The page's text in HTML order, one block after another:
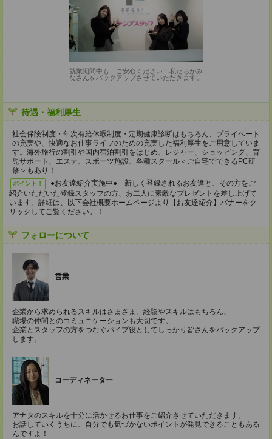
就業期間中も、ご安心ください！私たちがみ
なさんをバックアップさせていただきます。
待遇・福利厚生
社会保険制度・年次有給休暇制度・定期健康診断はもちろん、プライベート
の充実や、快適なお仕事ライフのための充実した福利厚生をご用意していま
す。海外旅行の割引や国内宿泊割引をはじめ、レジャー、ショッピング、育
児サポート、エステ、スポーツ施設、各種スクール＜ご自宅でできるPC研
修＞もあり！
ポイント！
●お友達紹介実施中● 新しく登録されるお友達と、その方をご
紹介いただいた登録スタッフの方、お二人に素敵なプレゼントを差し上げて
います。詳細は、以下会社概要ホームページより【お友達紹介】バナーをク
リックしてご覧ください。！
フォローについて
営業
企業から求められるスキルはさまざま。経験やスキルはもちろん、
職場の仲間とのコミュニケーションも大切です。
企業とスタッフの方をつなぐパイプ役としてしっかり皆さんをバックアップ
します。
コーディネーター
アナタのスキルを十分に活かせるお仕事をご紹介させていただきます。
お話していくうちに、自分でも気づかないポイントが発見できることもある
んですよ！